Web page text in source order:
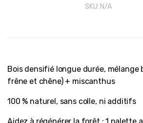
SKU: N/A
Bois densifié longue durée, mélange
frêne et chêne) + miscanthus
100 % naturel, sans colle, ni additifs